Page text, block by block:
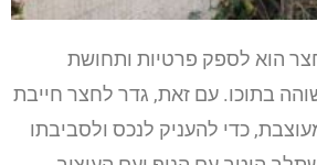
הוא לספק פרטיות ותחושת
בתוכו. עם זאת, גדר לחצר חייבת
כדי להעניק לנכס ולסביבתו